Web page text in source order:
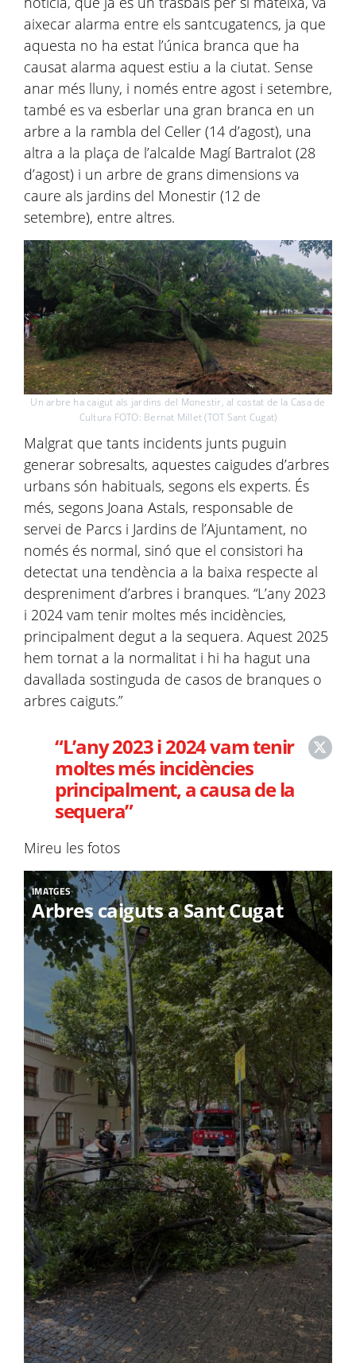
aixecar alarma entre els santcugatencs, ja que
aquesta no ha estat l’única branca que ha
causat alarma aquest estiu a la ciutat. Sense
anar més lluny, i només entre agost i setembre,
també es va esberlar una gran branca en un
arbre a la rambla del Celler (14 d’agost), una
altra a la plaça de l’alcalde Magí Bartralot (28
d’agost) i un arbre de grans dimensions va
caure als jardins del Monestir (12 de
setembre), entre altres.
Un arbre ha caigut als jardins del Monestir, al costat de la Casa de
Cultura FOTO: Bernat Millet (TOT Sant Cugat)
Malgrat que tants incidents junts puguin
generar sobresalts, aquestes caigudes d’arbres
urbans són habituals, segons els experts. És
més, segons Joana Astals, responsable de
servei de Parcs i Jardins de l’Ajuntament, no
només és normal, sinó que el consistori ha
detectat una tendència a la baixa respecte al
despreniment d’arbres i branques. “L’any 2023
i 2024 vam tenir moltes més incidències,
principalment degut a la sequera. Aquest 2025
hem tornat a la normalitat i hi ha hagut una
davallada sostinguda de casos de branques o
arbres caiguts.”
“L’any 2023 i 2024 vam tenir
moltes més incidències
principalment, a causa de la
sequera”
Mireu les fotos
IMATGES
Arbres caiguts a Sant Cugat